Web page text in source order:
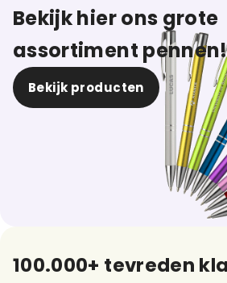
Bekijk hier ons grote
assortiment pennen!
Bekijk producten
100.000+ tevreden